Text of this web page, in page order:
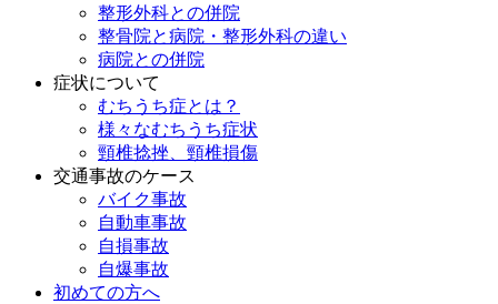
整形外科との併院
整骨院と病院・整形外科の違い
病院との併院
症状について
むちうち症とは？
様々なむちうち症状
頸椎捻挫、頸椎損傷
交通事故のケース
バイク事故
自動車事故
自損事故
自爆事故
初めての方へ